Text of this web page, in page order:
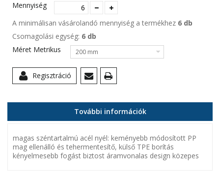
Mennyiség
A minimálisan vásárolandó mennyiség a termékhez 6 db
Csomagolási egység: 6 db
Méret Metrikus
200 mm
Regisztráció
További információk
magas széntartalmú acél nyél: keményebb módosított PP
mag ellenálló és tehermentesítő, külső TPE borítás
kényelmesebb fogást biztost áramvonalas design közepes